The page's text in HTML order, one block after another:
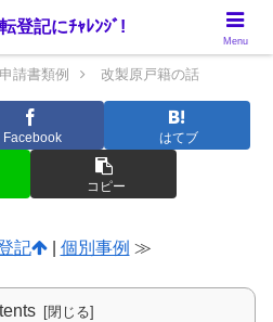
請書類例 改製原戸籍の話
Facebook はてブ
コピー
記 | 個別事例 ≫
登記にﾁｬﾚﾝｼﾞ!
Menu